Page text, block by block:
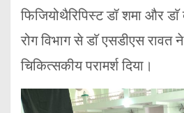
फिजियोथैरिपिस्ट डॉ शमा और डाॅ
रोग विभाग से डाॅ एसडीएस रावत ने
चिकित्सकीय परामर्श दिया।